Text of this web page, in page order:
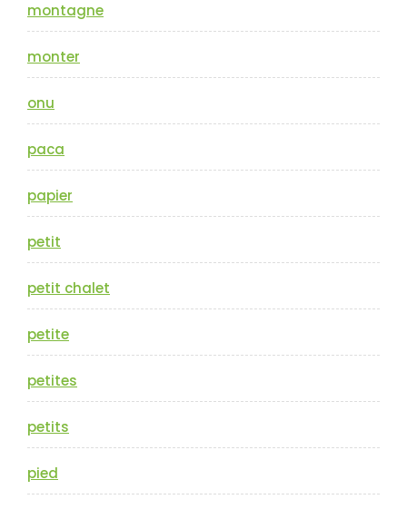
montagne
monter
onu
paca
papier
petit
petit chalet
petite
petites
petits
pied